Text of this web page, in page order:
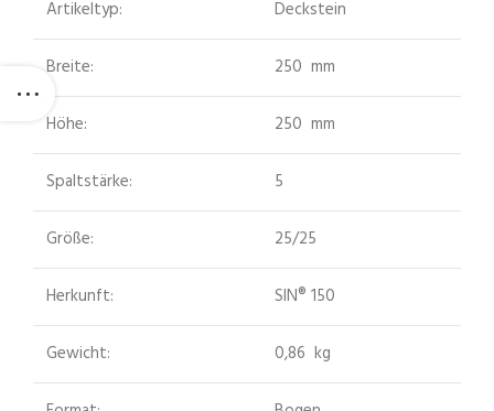
Artikeltyp: Deckstein
Breite: 250 mm
Höhe: 250 mm
Spaltstärke: 5
Größe: 25/25
Herkunft: SIN® 150
Gewicht: 0,86 kg